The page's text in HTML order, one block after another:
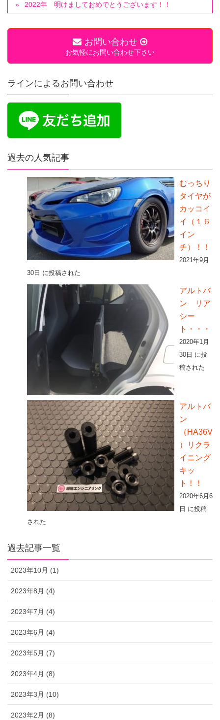
2022年 明けましておめでとうございます！！
お問い合わせ
お気軽にお問い合わせ下さい
ラインによるお問い合わせ
過去の人気記事
むっちり
タイヤが
カッコイ
イ（１６
イン
チ）！！
2021年9月
30日 に投稿された
アルトバ
ン リア
シー
ト・・・
2020年1月
30日 に投
稿された
アルトバ
ン
（HA36V
）リクラ
イニング
キッ
ト！！
2020年6月6
日 に投稿
された
過去記事一覧
2023年10月 (1)
2023年8月 (4)
2023年7月 (4)
2023年6月 (4)
2023年5月 (7)
2023年4月 (8)
2023年3月 (10)
2023年2月 (8)